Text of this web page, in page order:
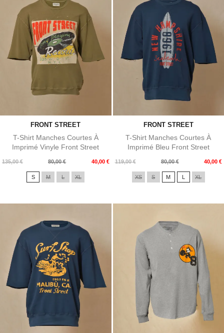
FRONT STREET
T-Shirt Manches Courtes À
Imprimé Vinyle Front Street
135,00 €
Prix
80,00 € 40,00 €
Prix
S M L XL
FRONT STREET
T-Shirt Manches Courtes À
Imprimé Bleu Front Street
119,00 €
Prix
80,00 € 40,00 €
Prix
XS S M L XL